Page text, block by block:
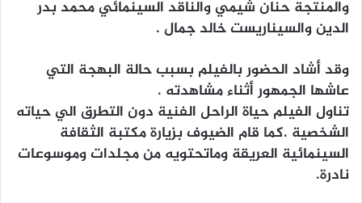
والمنتجة حنان شيمي والناقد السينمائي محمد بدر
الدين والسيناريست خالد جمال .
وقد أشاد الحضور بالفيلم بسبب حالة البهجة التي
عاشها الجمهور أثناء مشاهدته .
تناول الفيلم حياة الراحل الفنية دون التطرق الي حياته
الشخصية .كما قام الضيوف بزيارة مكتبة الثقافة
السينمائية العريقة وماتحتويه من مجلدات وموسوعات
نادرة.